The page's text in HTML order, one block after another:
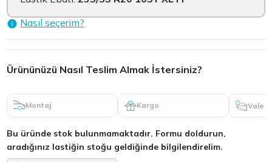
Nasıl seçerim?
Ürününüzü Nasıl Teslim Almak İstersiniz?
Montaj Kargo Vale
Bu üründe stok bulunmamaktadır. Formu doldurun,
aradığınız lastiğin stoğu geldiğinde bilgilendirelim.